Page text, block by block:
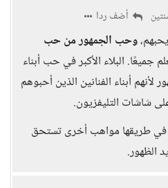
أضف ردا
وحب الجمهور من حب
جميعًا. البلاء الأكبر في حب أبناء
لأنهم أبناء الفنانين الذين أحبوهم
شاشات التليفزيون.
في طريقها مواهب أخرى تستحق
الظهور.